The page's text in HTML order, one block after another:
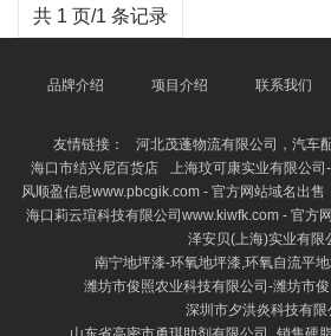
共 1 页/1 条记录
品牌介绍 项目介绍 联系我们
友情链接：
河北茂蓬物流有限公司，汽车
海口市结兴尼百货店
上海玟可康实业有限公
风顺盈信息www.pbcgik.com - 官方网站域名出售
海口莉云瑄科技有限公司www.kiwfk.com - 官方网
泽安贝(上海)实业有限
南宁地坪漆-环氧地坪漆,环氧自流平
潍坊市俊照农业科技有限公司-潍坊市
深圳市夕洪炎科技有限